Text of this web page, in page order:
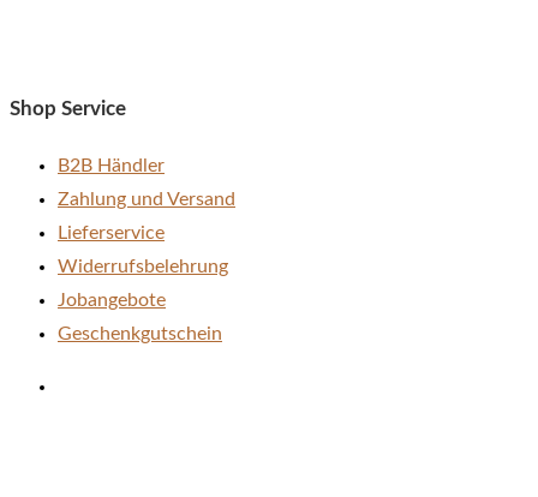
Shop Service
B2B Händler
Zahlung und Versand
Lieferservice
Widerrufsbelehrung
Jobangebote
Geschenkgutschein